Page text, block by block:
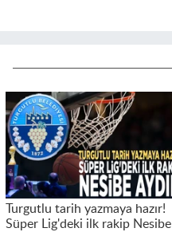
Turgutlu tarih yazmaya hazır!
Süper Lig'deki ilk rakip Nesibe